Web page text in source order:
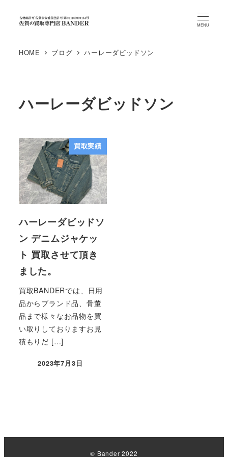
MENU
HOME ブログ ハーレーダビッドソン
ハーレーダビッドソン
買取実績
ハーレーダビッドソ
ン デニムジャケッ
ト 買取させて頂き
ました。
買取BANDERでは、日用
品からブランド品、骨董
品まで様々なお品物を買
い取りしておりますお見
積もりだ […]
2023年7月3日
© Bander 2022